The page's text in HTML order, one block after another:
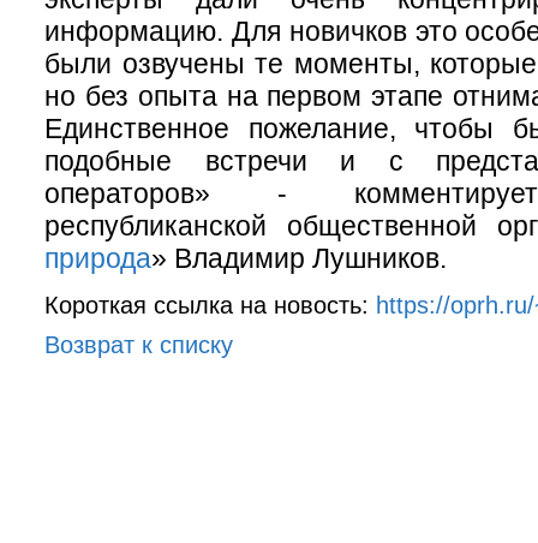
информацию. Для новичков это
были озвучены те моменты,
но без опыта на первом этапе
Единственное пожелание, чтобы
подобные встречи и с
операторов» -
республиканской общественной
природа» Владимир Лушников.
Короткая ссылка на новость: https://
Возврат к списку